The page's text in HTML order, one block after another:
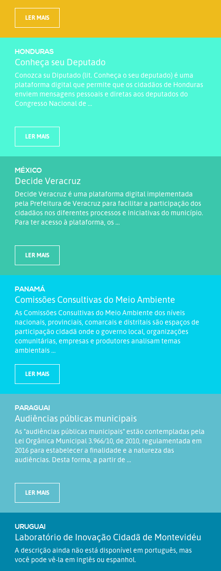
LER MAIS
HONDURAS
Conheça seu Deputado
Conozca su Diputado (lit. Conheça o seu deputado) é uma
plataforma digital que permite que os cidadãos de Honduras
enviem mensagens pessoais e diretas aos deputados do
Congresso Nacional de ...
LER MAIS
MÉXICO
Decide Veracruz
Decide Veracruz é uma plataforma digital implementada
pela Prefeitura de Veracruz para facilitar a participação dos
cidadãos nos diferentes processos e iniciativas do município.
Para ter acesso à plataforma, os ...
LER MAIS
PANAMÁ
Comissões Consultivas do Meio Ambiente
As Comissões Consultivas do Meio Ambiente dos níveis
nacionais, provinciais, comarcais e distritais são espaços de
participação cidadã onde o governo local, organizações
comunitárias, empresas e produtores analisam temas
ambientais ...
LER MAIS
PARAGUAI
Audiências públicas municipais
As "audiências públicas municipais" estão contempladas pela
Lei Orgânica Municipal 3.966/10, de 2010, regulamentada em
2016 para estabelecer a finalidade e a natureza das
audiências. Desta forma, a partir de ...
LER MAIS
URUGUAI
Laboratório de Inovação Cidadã de Montevidéu
A descrição ainda não está disponível em português, mas
você pode vê-la em inglês ou espanhol.